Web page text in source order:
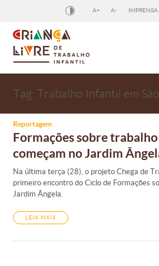
A+ A- IMPRENSA
Tag: Trabalho Infantil em
Reportagem
Formações sobre
começam no Jardim
Na última terça (28), o projeto Chega de
primeiro encontro do Ciclo de Formações
Jardim Ângela.
LEIA MAIS